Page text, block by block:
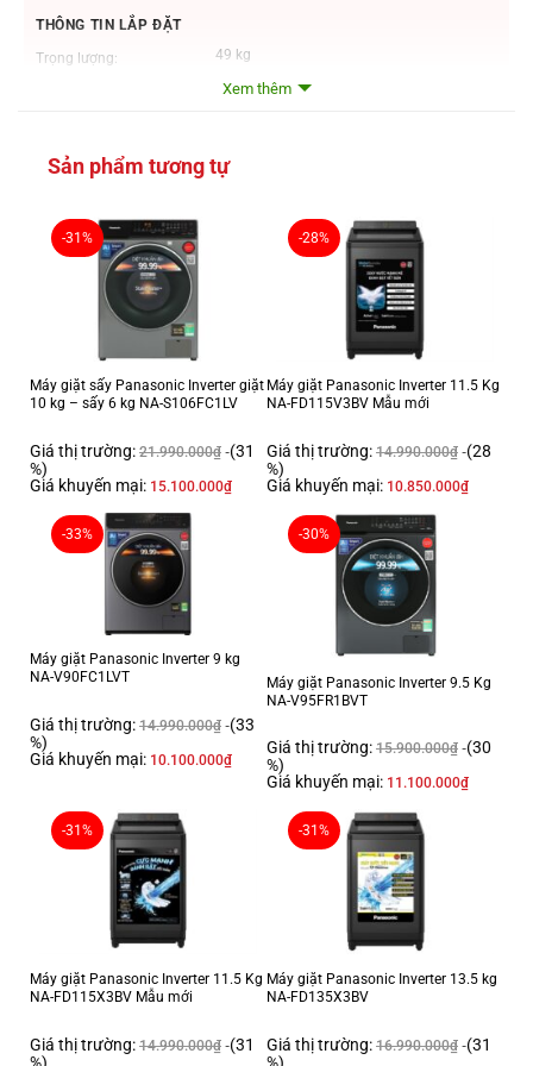
THÔNG TIN LẮP ĐẶT
Trọng lượng:
49 kg
Cao 111.2 cm – Ngang 64 cm – Sâu 70.5 cm
Chiều dài ống thoát
Đang cập nhật
ĐẶC ĐIỂM SẢN PHẨM
Kiểu máy giặt:
Loại máy giặt:
Khối lượng giặt:
(vòng/ phút):
700 vòng/phút
Bảng điều khiển:
Song ngữ Anh – Việt nút nhấn có màn hình
Hiệu suất sử dụng
điện:
Đang cập nhật
CÔNG NGHỆ
Chương trình:
Giặt nhẹ
Tiết kiệm nước
Vệ sinh lồng giặt
Giặt ngâm
Sấy gió 90 phút
Tính năng Stain Master+ kết hợp hơi nước
Công nghệ giặt:
Tính năng giặt nước nóng Stain Master + kết
Hệ thống ActiveFoam
Khóa trẻ em
Xem thêm
Sản phẩm tương tự
-31%
Máy giặt sấy Panasonic Inverter giặt
10 kg – sấy 6 kg NA-S106FC1LV
Giá thị trường: 21.990.000₫ (31
%)
Giá khuyến mại: 15.100.000₫
-28%
Máy giặt Panasonic Inverter 11.5 Kg
NA-FD115V3BV Mẫu mới
Giá thị trường: 14.990.000₫ (28
%)
Giá khuyến mại: 10.850.000₫
-33%
Máy giặt Panasonic Inverter 9 kg
NA-V90FC1LVT
Giá thị trường: 14.990.000₫ (33
%)
Giá khuyến mại: 10.100.000₫
-30%
Máy giặt Panasonic Inverter 9.5 Kg
NA-V95FR1BVT
Giá thị trường: 15.900.000₫ (30
%)
Giá khuyến mại: 11.100.000₫
-31%
Máy giặt Panasonic Inverter 11.5 Kg
NA-FD115X3BV Mẫu mới
Giá thị trường: 14.990.000₫ (31
-31%
Máy giặt Panasonic Inverter 13.5 kg
NA-FD135X3BV
Giá thị trường: 16.990.000₫ (31